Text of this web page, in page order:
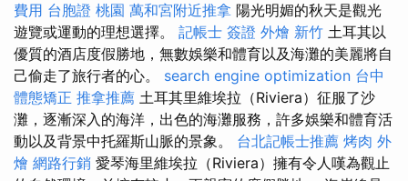
費用 台胞證 桃園 萬和宮附近推拿 陽光明媚的秋天是觀光
遊覽或運動的理想選擇。 記帳士 簽證 外燴 新竹 土耳其以
優質的酒店度假勝地，無數娛樂和體育以及海灘的美麗將自
己偷走了旅行者的心。 search engine optimization 台中
體態矯正 推拿推薦 土耳其里維埃拉（Riviera）征服了沙
灘，逐漸深入的海洋，出色的海灘服務，許多娛樂和體育活
動以及背景中托羅斯山脈的景象。 台北記帳士推薦 烤肉 外
燴 網路行銷 愛琴海里維埃拉（Riviera）擁有令人嘆為觀止